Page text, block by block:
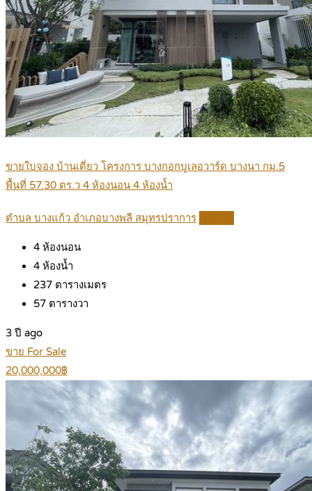
ขายใบจอง บ้านเดี่ยว โครงการ บางกอกบูเลอวาร์ด บางนา กม.5
พื้นที่ 57.30 ตร.ว 4 ห้องนอน 4 ห้องน้ำ
ตำบล บางแก้ว อำเภอบางพลี สมุทรปราการ
4 ห้องนอน
4 ห้องน้ำ
237 ตารางเมตร
57 ตารางวา
3 ปี ago
ขาย For Sale
20,000,000฿